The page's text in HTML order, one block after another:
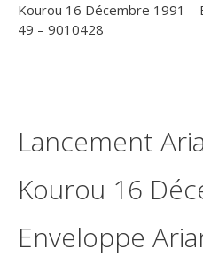
Kourou 16 Décembre 1991 –
49 – 9010428
Lancement
Kourou 16
Enveloppe